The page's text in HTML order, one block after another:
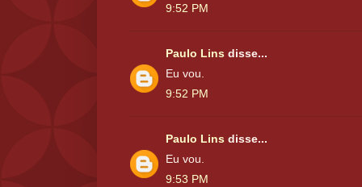
9:52 PM
Paulo Lins disse...
Eu vou.
9:52 PM
Paulo Lins disse...
Eu vou.
9:53 PM